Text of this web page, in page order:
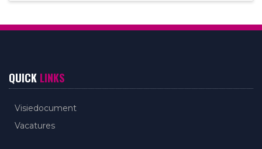
QUICK LINKS
Visiedocument
Vacatures